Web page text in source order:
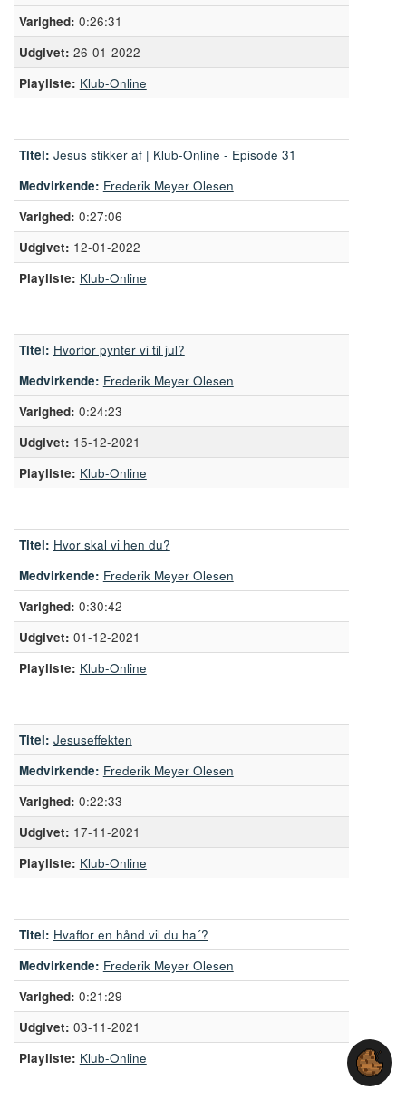
0:26:31
26-01-2022
Playliste: Klub-Online
Titel: Jesus stikker af | Klub-Online - Episode 31
Medvirkende: Frederik Meyer Olesen
0:27:06
12-01-2022
Playliste: Klub-Online
Titel: Hvorfor pynter vi til jul?
Medvirkende: Frederik Meyer Olesen
0:24:23
15-12-2021
Playliste: Klub-Online
Titel: Hvor skal vi hen du?
Medvirkende: Frederik Meyer Olesen
0:30:42
01-12-2021
Playliste: Klub-Online
Titel: Jesuseffekten
Medvirkende: Frederik Meyer Olesen
0:22:33
17-11-2021
Playliste: Klub-Online
Titel: Hvaffor en hånd vil du ha´?
Medvirkende: Frederik Meyer Olesen
0:21:29
03-11-2021
Playliste: Klub-Online